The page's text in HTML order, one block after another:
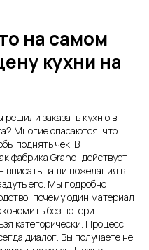
на самом
кухни на
заказать кухню в
Многие опасаются, что
поднять чек. В
фабрика Grand, действует
ваши пожелания в
его. Мы подробно
почему один материал
без потери
категорически. Процесс
диалог. Вы получаете не